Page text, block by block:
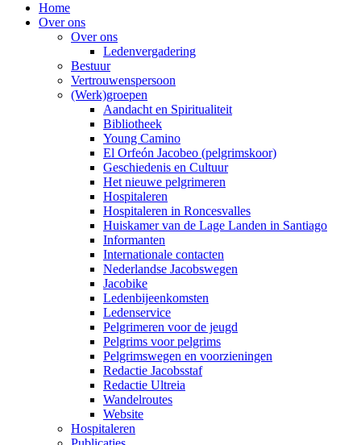
Home
Over ons
Over ons
Ledenvergadering
Bestuur
Vertrouwenspersoon
(Werk)groepen
Aandacht en Spiritualiteit
Bibliotheek
Young Camino
El Orfeón Jacobeo (pelgrimskoor)
Geschiedenis en Cultuur
Het nieuwe pelgrimeren
Hospitaleren
Hospitaleren in Roncesvalles
Huiskamer van de Lage Landen in Santiago
Informanten
Internationale contacten
Nederlandse Jacobswegen
Jacobike
Ledenbijeenkomsten
Ledenservice
Pelgrimeren voor de jeugd
Pelgrims voor pelgrims
Pelgrimswegen en voorzieningen
Redactie Jacobsstaf
Redactie Ultreia
Wandelroutes
Website
Hospitaleren